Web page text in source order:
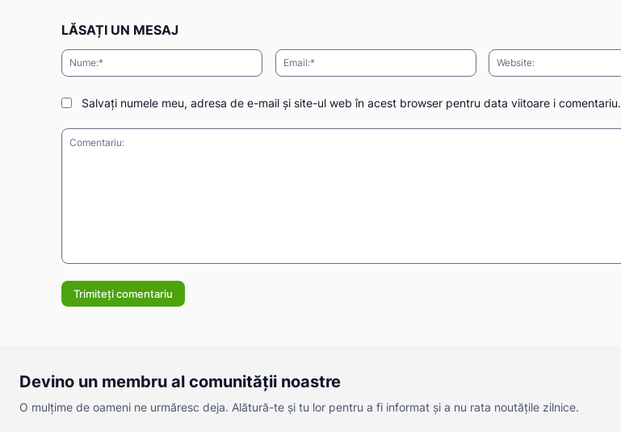
LĂSAȚI UN MESAJ
Nume:* Email:*
Salvați numele meu, adresa de e-mail și site-ul web în acest browser pentru data viitoare i comentariu.
Devino un membru al comunității noastre
O mulțime de oameni ne urmăresc deja. Alătură-te și tu lor pentru a fi informat și a nu rata noutățile zilnice.